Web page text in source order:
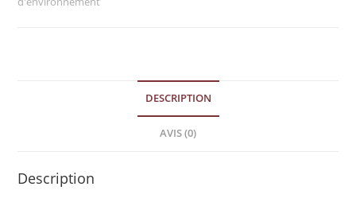
DESCRIPTION
AVIS (0)
Description